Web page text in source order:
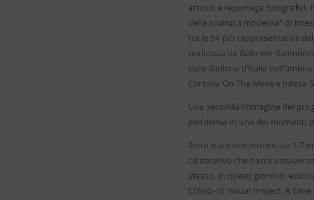
articoli e reportage fotografici,
della scultura moderna” di
tra le 54 più rappresentative
realizzata da Gabriele
delle Gallerie d’Italia
Cortona On The Move e Intesa
Una seconda immagine del
pandemia in uno dei momenti
Sono state selezionate tra 1,7
celebrativo che narra
stesso, in questi giorni in
COVID-19 Visual Project. A